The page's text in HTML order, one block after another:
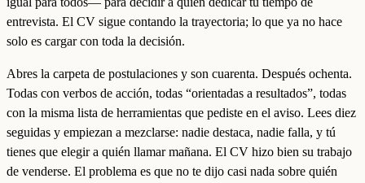
entrevista. El CV sigue contando la trayectoria; lo que ya no hace
solo es cargar con toda la decisión.
Abres la carpeta de postulaciones y son cuarenta. Después ochenta.
Todas con verbos de acción, todas “orientadas a resultados”, todas
con la misma lista de herramientas que pediste en el aviso. Lees diez
seguidas y empiezan a mezclarse: nadie destaca, nadie falla, y tú
tienes que elegir a quién llamar mañana. El CV hizo bien su trabajo
de venderse. El problema es que no te dijo casi nada sobre quién